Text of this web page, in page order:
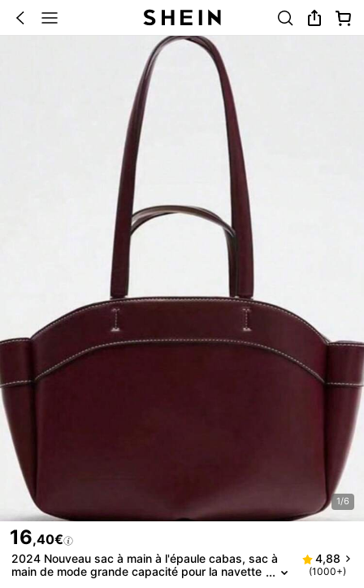
1/6
16,40€
2024 Nouveau sac à main à l'épaule cabas, sac à
main de mode grande capacité pour la navette
4,88
(1000+)